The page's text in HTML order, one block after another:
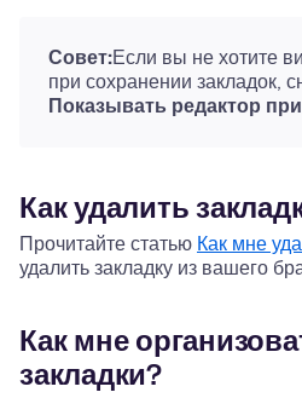
Совет:Если вы не хотите
при сохранении закладок,
Показывать редактор
Как удалить
Прочитайте статью Как мне
удалить закладку из вашего
Как мне
закладки?